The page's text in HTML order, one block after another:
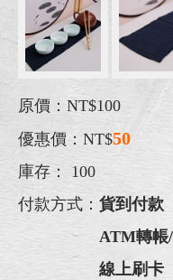
原價：NT$100
優惠價：NT$50
庫存： 100
付款方式： 貨到付款
ATM轉帳
線上刷卡